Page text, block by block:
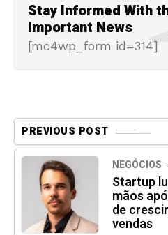
Stay Informed With
Important News
[mc4wp_form id=314]
PREVIOUS POST
NEGÓCIOS
Startup
mãos
de
vendas